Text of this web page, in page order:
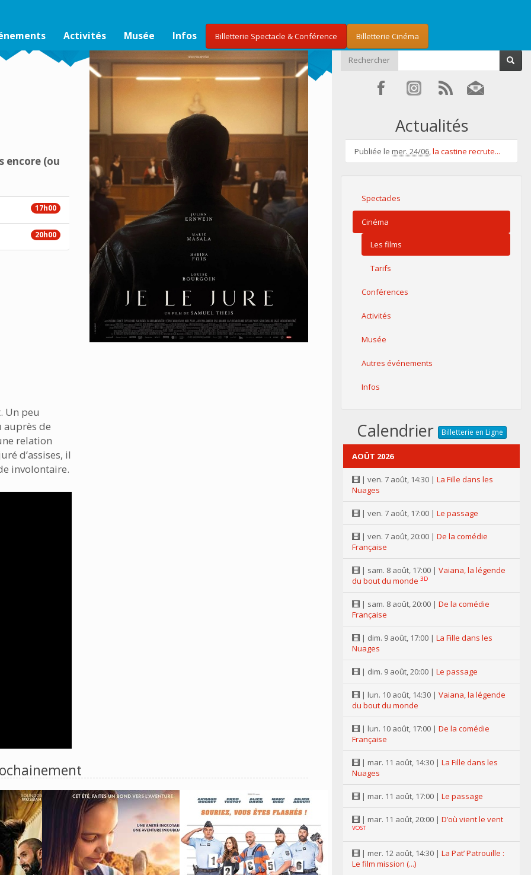
Activités Musée Infos Billetterie Spectacle & Conférence Billetterie Cinéma
encore (ou
17h00
20h00
Un peu
auprès de
relation
d’assises, il
involontaire.
Rechercher
Actualités
Publiée le mer. 24/06,la castine recrute...
Spectacles
Cinéma
Les films
Tarifs
Conférences
Activités
Musée
Autres événements
Infos
Calendrier Billetterie en Ligne
AOÛT 2026
| ven. 7 août, 14:30 | La Fille dans les
Nuages
| ven. 7 août, 17:00 | Le passage
| ven. 7 août, 20:00 | De la comédie
Française
| sam. 8 août, 17:00 | Vaiana, la légende
du bout du monde 3D
| sam. 8 août, 20:00 | De la comédie
Française
| dim. 9 août, 17:00 | La Fille dans les
Nuages
| dim. 9 août, 20:00 | Le passage
| lun. 10 août, 14:30 | Vaiana, la légende
du bout du monde
| lun. 10 août, 17:00 | De la comédie
Française
| mar. 11 août, 14:30 | La Fille dans les
Nuages
| mar. 11 août, 17:00 | Le passage
| mar. 11 août, 20:00 | D’où vient le vent
VOST
| mer. 12 août, 14:30 | La Pat’ Patrouille :
Le film mission (...)